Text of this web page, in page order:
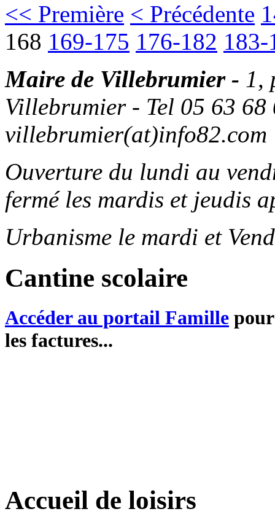
<< Première < Précédente
168 169-175 176-182 183-
Maire de Villebrumier - 1,
Villebrumier - Tel 05 63
villebrumier(at)info82.com
Ouverture du lundi au
fermé les mardis et jeudis
Urbanisme le mardi et
Cantine scolaire
Accéder au portail Famille
les factures...
Accueil de loisirs